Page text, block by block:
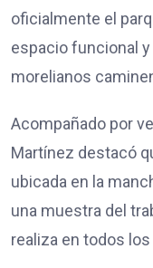
oficialmente el
espacio funcional
morelianos
Acompañado por
Martínez destacó
ubicada en la
una muestra del
realiza en todos